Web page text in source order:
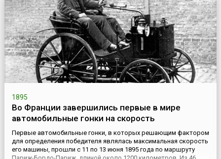
1895
Во Франции завершились первые в мире
автомобильные гонки на скорость
Первые автомобильные гонки, в которых решающим фактором
для определения победителя являлась максимальная скорость
его машины, прошли с 11 по 13 июня 1895 года по маршруту